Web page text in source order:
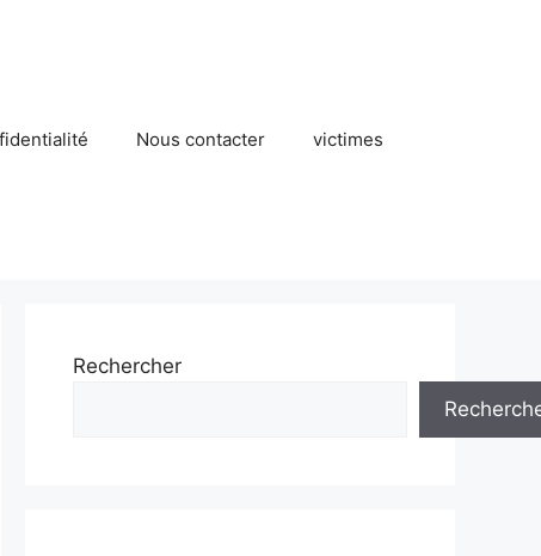
Nous contacter victimes
Rechercher